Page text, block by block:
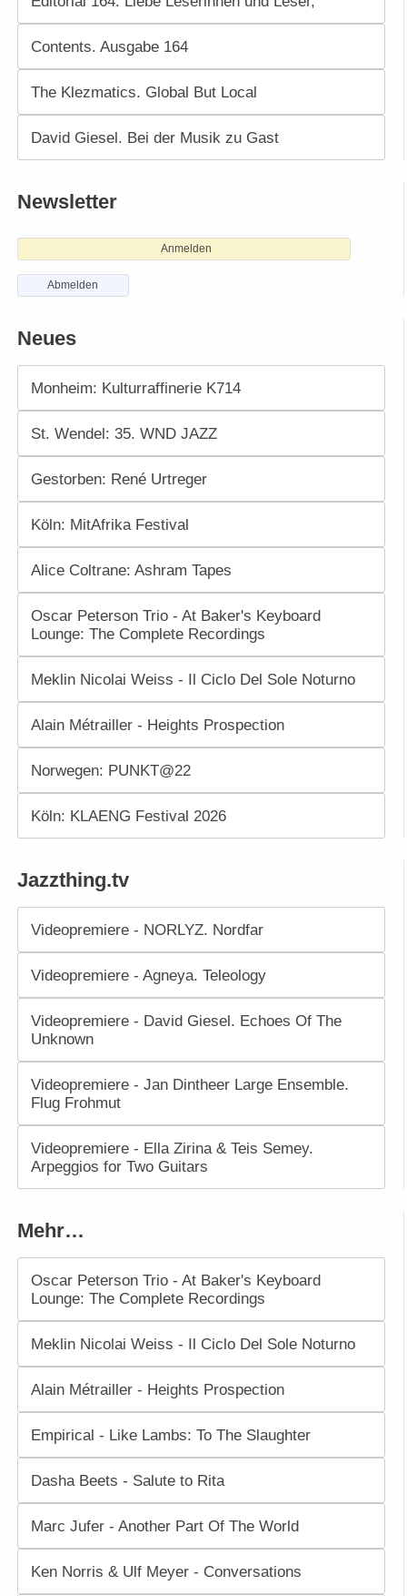
Contents. Ausgabe 164
The Klezmatics. Global But Local
David Giesel. Bei der Musik zu Gast
Newsletter
Anmelden
Abmelden
Neues
Monheim: Kulturraffinerie K714
St. Wendel: 35. WND JAZZ
Gestorben: René Urtreger
Köln: MitAfrika Festival
Alice Coltrane: Ashram Tapes
Oscar Peterson Trio - At Baker's Keyboard
Lounge: The Complete Recordings
Meklin Nicolai Weiss - Il Ciclo Del Sole Noturno
Alain Métrailler - Heights Prospection
Norwegen: PUNKT@22
Köln: KLAENG Festival 2026
Jazzthing.tv
Videopremiere - NORLYZ. Nordfar
Videopremiere - Agneya. Teleology
Videopremiere - David Giesel. Echoes Of The
Unknown
Videopremiere - Jan Dintheer Large Ensemble.
Flug Frohmut
Videopremiere - Ella Zirina & Teis Semey.
Arpeggios for Two Guitars
Mehr…
Oscar Peterson Trio - At Baker's Keyboard
Lounge: The Complete Recordings
Meklin Nicolai Weiss - Il Ciclo Del Sole Noturno
Alain Métrailler - Heights Prospection
Empirical - Like Lambs: To The Slaughter
Dasha Beets - Salute to Rita
Marc Jufer - Another Part Of The World
Ken Norris & Ulf Meyer - Conversations